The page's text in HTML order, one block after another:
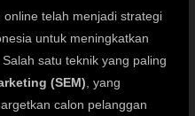
telah menjadi strategi
untuk meningkatkan
satu teknik yang paling
(SEM), yang
calon pelanggan